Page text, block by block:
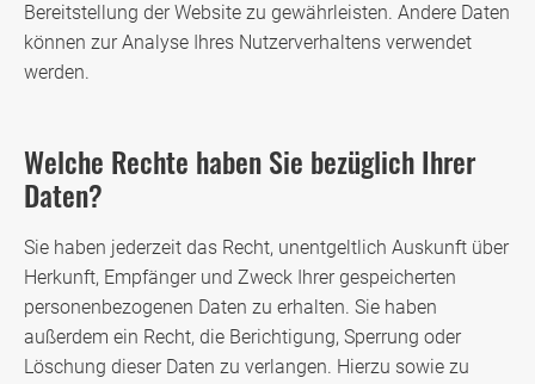
Bereitstellung der Website zu gewährleisten. Andere Daten
können zur Analyse Ihres Nutzerverhaltens verwendet
werden.
Welche Rechte haben Sie bezüglich Ihrer
Daten?
Sie haben jederzeit das Recht, unentgeltlich Auskunft über
Herkunft, Empfänger und Zweck Ihrer gespeicherten
personenbezogenen Daten zu erhalten. Sie haben
außerdem ein Recht, die Berichtigung, Sperrung oder
Löschung dieser Daten zu verlangen. Hierzu sowie zu